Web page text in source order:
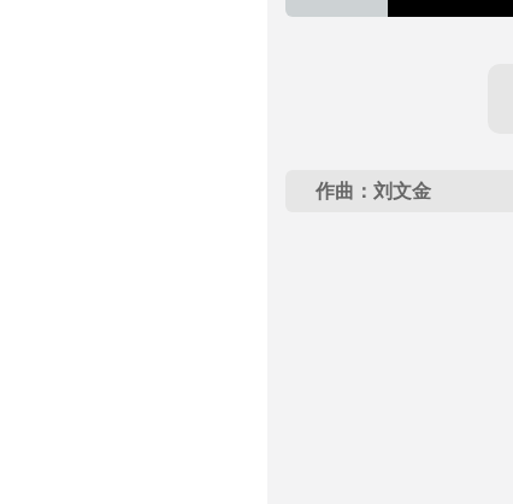
作曲：刘文金